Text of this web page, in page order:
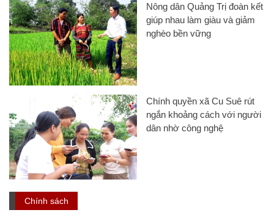
Nông dân Quảng Trị đoàn kết
giúp nhau làm giàu và giảm
nghèo bền vững
Chính quyền xã Cu Suê rút
ngắn khoảng cách với người
dân nhờ công nghệ
Chính sách